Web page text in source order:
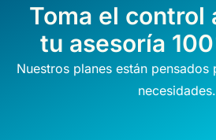
Toma el control
tu asesoría
Nuestros planes están
necesidades.